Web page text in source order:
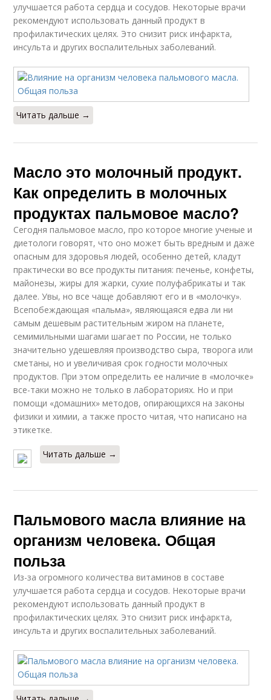
улучшается работа сердца и сосудов. Некоторые врачи
рекомендуют использовать данный продукт в
профилактических целях. Это снизит риск инфаркта,
инсульта и других воспалительных заболеваний.
Читать дальше →
Масло это молочный продукт.
Как определить в молочных
продуктах пальмовое масло?
Сегодня пальмовое масло, про которое многие ученые и
диетологи говорят, что оно может быть вредным и даже
опасным для здоровья людей, особенно детей, кладут
практически во все продукты питания: печенье, конфеты,
майонезы, жиры для жарки, сухие полуфабрикаты и так
далее. Увы, но все чаще добавляют его и в «молочку».
Всепобеждающая «пальма», являющаяся едва ли ни
самым дешевым растительным жиром на планете,
семимильными шагами шагает по России, не только
значительно удешевляя производство сыра, творога или
сметаны, но и увеличивая срок годности молочных
продуктов. При этом определить ее наличие в «молочке»
все-таки можно не только в лабораториях. Но и при
помощи «домашних» методов, опирающихся на законы
физики и химии, а также просто читая, что написано на
этикетке.
Читать дальше →
Пальмового масла влияние на
организм человека. Общая
польза
Из-за огромного количества витаминов в составе
улучшается работа сердца и сосудов. Некоторые врачи
рекомендуют использовать данный продукт в
профилактических целях. Это снизит риск инфаркта,
инсульта и других воспалительных заболеваний.